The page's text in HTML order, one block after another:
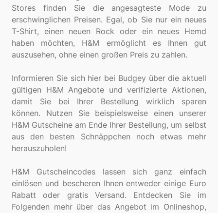
Stores finden Sie die angesagteste Mode zu
erschwinglichen Preisen. Egal, ob Sie nur ein neues
T-Shirt, einen neuen Rock oder ein neues Hemd
haben möchten, H&M ermöglicht es Ihnen gut
auszusehen, ohne einen großen Preis zu zahlen.
Informieren Sie sich hier bei Budgey über die aktuell
gültigen H&M Angebote und verifizierte Aktionen,
damit Sie bei Ihrer Bestellung wirklich sparen
können. Nutzen Sie beispielsweise einen unserer
H&M Gutscheine am Ende Ihrer Bestellung, um selbst
aus den besten Schnäppchen noch etwas mehr
herauszuholen!
H&M Gutscheincodes lassen sich ganz einfach
einlösen und bescheren Ihnen entweder einige Euro
Rabatt oder gratis Versand. Entdecken Sie im
Folgenden mehr über das Angebot im Onlineshop,